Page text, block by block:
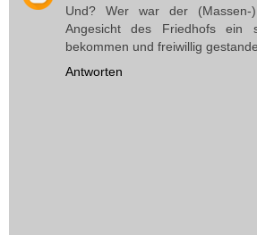
Und? Wer war der
Angesicht des Friedhofs ein
bekommen und freiwillig
Antworten